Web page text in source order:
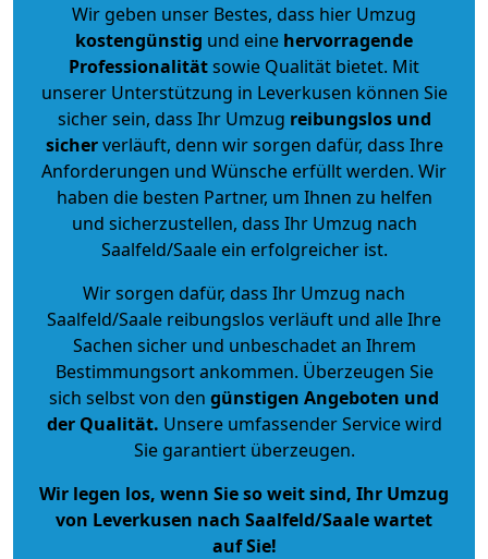
Wir geben unser Bestes, dass hier Umzug
kostengünstig und eine hervorragende
Professionalitätsowie Qualität bietet. Mit
unserer Unterstützung in Leverkusen können Sie
sicher sein, dass Ihr Umzug reibungslos und
sicherverläuft, denn wir sorgen dafür, dass Ihre
Anforderungen und Wünsche erfüllt werden. Wir
haben die besten Partner, um Ihnen zu helfen
und sicherzustellen, dass Ihr Umzug nach
Saalfeld/Saale ein erfolgreicher ist.
Wir sorgen dafür, dass Ihr Umzug nach
Saalfeld/Saale reibungslos verläuft und alle Ihre
Sachen sicher und unbeschadet an Ihrem
Bestimmungsort ankommen. Überzeugen Sie
sich selbst von den günstigen Angeboten und
der Qualität. Unsere umfassender Service wird
Sie garantiert überzeugen.
Wir legen los, wenn Sie so weit sind, Ihr Umzug
von Leverkusen nach Saalfeld/Saale wartet
auf Sie!